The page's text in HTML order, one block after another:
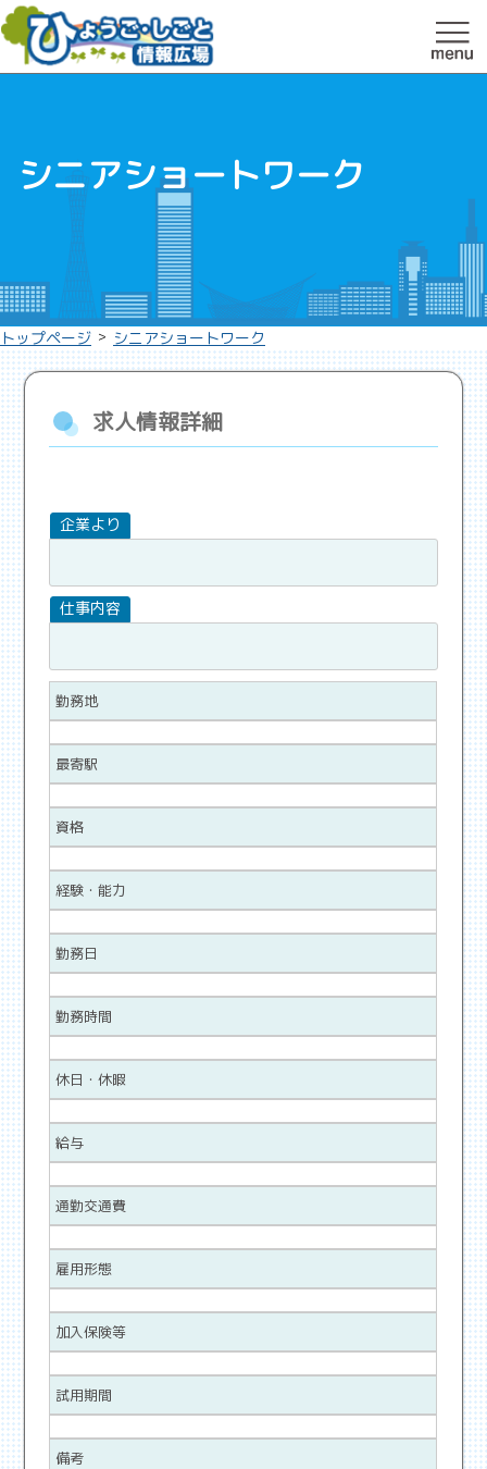
シニアショートワーク
トップページ > シニアショートワーク
求人情報詳細
勤務地
最寄駅
資格
経験・能力
勤務日
勤務時間
休日・休暇
給与
通勤交通費
雇用形態
加入保険等
試用期間
備考